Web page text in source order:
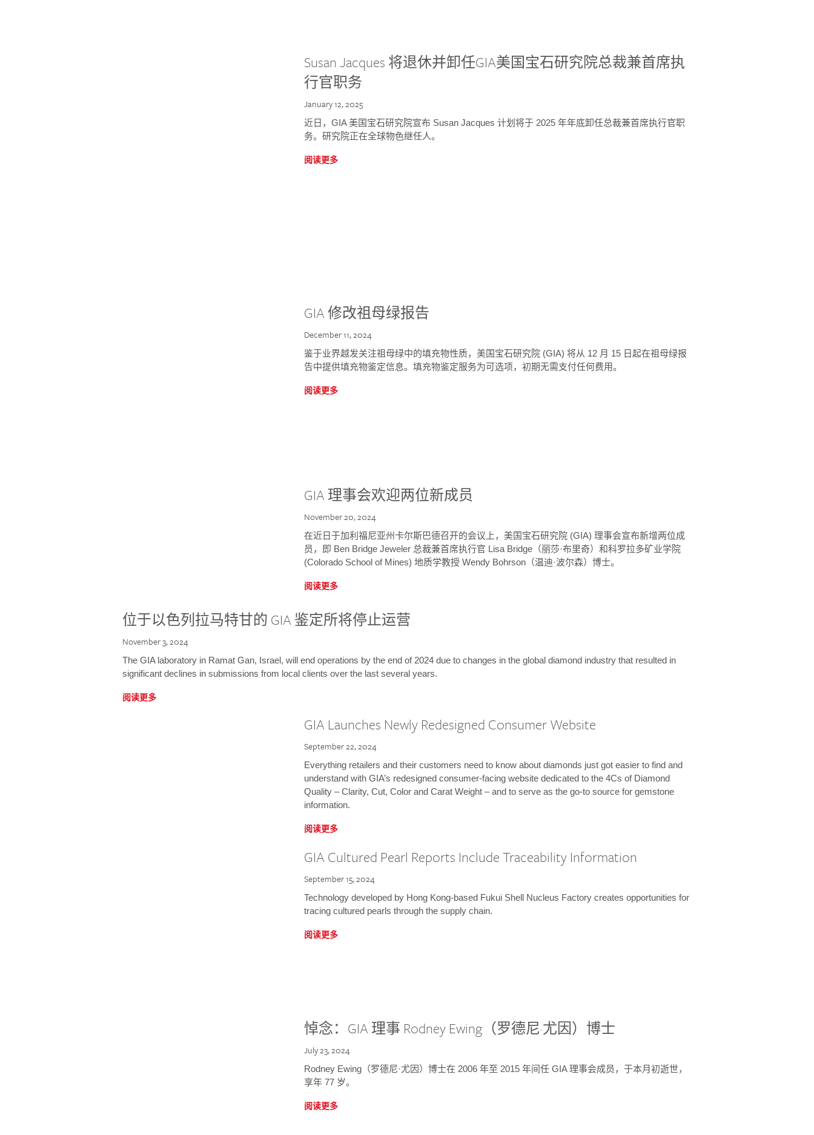
Susan Jacques 将退休并卸任GIA美国宝石研究院总裁兼首席执
行官职务
January 12, 2025
近日，GIA 美国宝石研究院宣布 Susan Jacques 计划将于 2025 年年底卸任总裁兼首席执行官职
务。研究院正在全球物色继任人。
阅读更多
GIA 修改祖母绿报告
December 11, 2024
鉴于业界越发关注祖母绿中的填充物性质，美国宝石研究院 (GIA) 将从 12 月 15 日起在祖母绿报
告中提供填充物鉴定信息。填充物鉴定服务为可选项，初期无需支付任何费用。
阅读更多
GIA 理事会欢迎两位新成员
November 20, 2024
在近日于加利福尼亚州卡尔斯巴德召开的会议上，美国宝石研究院 (GIA) 理事会宣布新增两位成
员，即 Ben Bridge Jeweler 总裁兼首席执行官 Lisa Bridge（丽莎·布里奇）和科罗拉多矿业学院
(Colorado School of Mines) 地质学教授 Wendy Bohrson（温迪·波尔森）博士。
阅读更多
位于以色列拉马特甘的 GIA 鉴定所将停止运营
November 3, 2024
The GIA laboratory in Ramat Gan, Israel, will end operations by the end of 2024 due to changes in the global diamond industry that resulted in
significant declines in submissions from local clients over the last several years.
阅读更多
GIA Launches Newly Redesigned Consumer Website
September 22, 2024
Everything retailers and their customers need to know about diamonds just got easier to find and
understand with GIA’s redesigned consumer-facing website dedicated to the 4Cs of Diamond
Quality – Clarity, Cut, Color and Carat Weight – and to serve as the go-to source for gemstone
information.
阅读更多
GIA Cultured Pearl Reports Include Traceability Information
September 15, 2024
Technology developed by Hong Kong-based Fukui Shell Nucleus Factory creates opportunities for
tracing cultured pearls through the supply chain.
阅读更多
悼念：GIA 理事 Rodney Ewing（罗德尼·尤因）博士
July 23, 2024
Rodney Ewing（罗德尼·尤因）博士在 2006 年至 2015 年间任 GIA 理事会成员，于本月初逝世，
享年 77 岁。
阅读更多